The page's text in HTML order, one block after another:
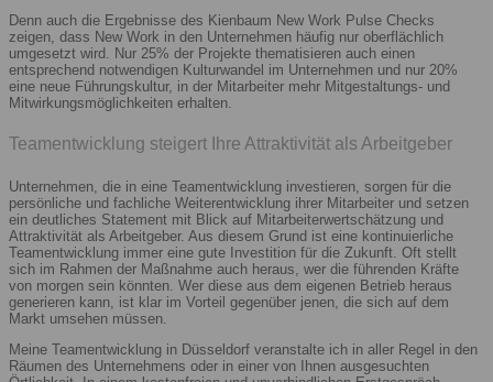
Denn auch die Ergebnisse des Kienbaum New Work Pulse Checks
zeigen, dass New Work in den Unternehmen häufig nur oberflächlich
umgesetzt wird. Nur 25% der Projekte thematisieren auch einen
entsprechend notwendigen Kulturwandel im Unternehmen und nur 20%
eine neue Führungskultur, in der Mitarbeiter mehr Mitgestaltungs- und
Mitwirkungsmöglichkeiten erhalten.
Teamentwicklung steigert Ihre Attraktivität als Arbeitgeber
Unternehmen, die in eine Teamentwicklung investieren, sorgen für die
persönliche und fachliche Weiterentwicklung ihrer Mitarbeiter und setzen
ein deutliches Statement mit Blick auf Mitarbeiterwertschätzung und
Attraktivität als Arbeitgeber. Aus diesem Grund ist eine kontinuierliche
Teamentwicklung immer eine gute Investition für die Zukunft. Oft stellt
sich im Rahmen der Maßnahme auch heraus, wer die führenden Kräfte
von morgen sein könnten. Wer diese aus dem eigenen Betrieb heraus
generieren kann, ist klar im Vorteil gegenüber jenen, die sich auf dem
Markt umsehen müssen.
Meine Teamentwicklung in Düsseldorf veranstalte ich in aller Regel in den
Räumen des Unternehmens oder in einer von Ihnen ausgesuchten